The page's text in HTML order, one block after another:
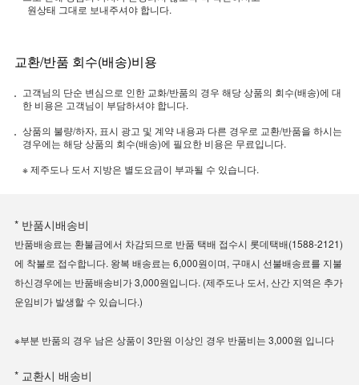
원상태 그대로 보내주셔야 합니다.
교환/반품 회수(배송)비용
고객님의 단순 변심으로 인한 교화/반품의 경우 해당 상품의 회수(배송)에 대
한 비용은 고객님이 부담하셔야 합니다.
상품의 불량/하자, 표시 광고 및 계약 내용과 다른 경우로 교환/반품을 하시는
경우에는 해당 상품의 회수(배송)에 필요한 비용은 무료입니다.
※ 제주도나 도서 지방은 별도요금이 부과될 수 있습니다.
* 반품시배송비
반품배송료는 환불금에서 차감되므로 반품 택배 접수시 롯데택배(1588-2121)
에 착불로 접수합니다. 왕복 배송료는 6,000원이며, 구매시 선불배송료를 지불
하신경우에는 반품배송비가 3,000원입니다. (제주도나 도서, 산간 지역은 추가
운임비가 발생할 수 있습니다.)
※부분 반품의 경우 남은 상품이 3만원 이상인 경우 반품비는 3,000원 입니다
* 교환시 배송비